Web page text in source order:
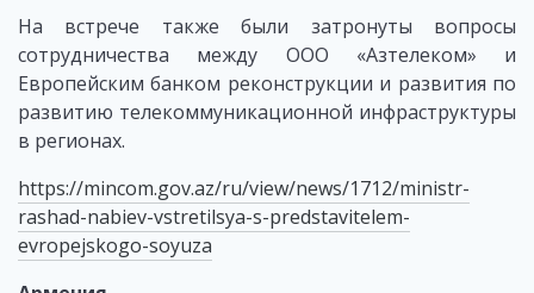
На встрече также были затронуты вопросы
сотрудничества между ООО «Азтелеком» и
Европейским банком реконструкции и развития по
развитию телекоммуникационной инфраструктуры
в регионах.
https://mincom.gov.az/ru/view/news/1712/ministr-
rashad-nabiev-vstretilsya-s-predstavitelem-
evropejskogo-soyuza